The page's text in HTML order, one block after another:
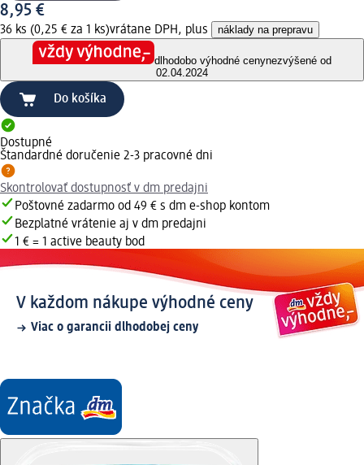
8,95 €
36 ks (0,25 € za 1 ks)vrátane DPH, plus náklady na prepravu
dlhodobo výhodné cenynezvýšené od
02.04.2024
Do košíka
Dostupné
Štandardné doručenie 2-3 pracovné dni
Skontrolovať dostupnosť v dm predajni
Poštovné zadarmo od 49 € s dm e-shop kontom
Bezplatné vrátenie aj v dm predajni
1 € = 1 active beauty bod
V každom nákupe výhodné ceny
Viac o garancii dlhodobej ceny